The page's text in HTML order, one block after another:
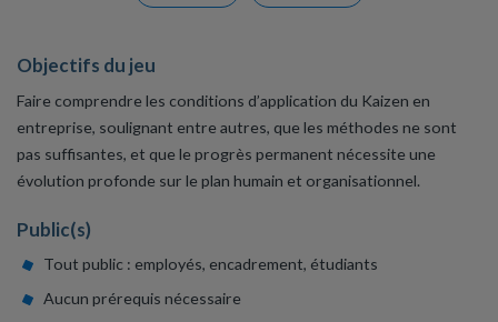
Objectifs du jeu
Faire comprendre les conditions d’application du Kaizen en
entreprise, soulignant entre autres, que les méthodes ne sont
pas suffisantes, et que le progrès permanent nécessite une
évolution profonde sur le plan humain et organisationnel.
Public(s)
Tout public : employés, encadrement, étudiants
Aucun prérequis nécessaire